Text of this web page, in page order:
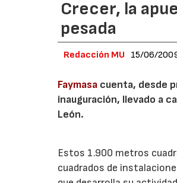
Crecer, la
pesada
Redacción MU 15/06/
Faymasa cuenta, desde
inauguración, llevado a
León.
Estos 1.900 metros
cuadrados de